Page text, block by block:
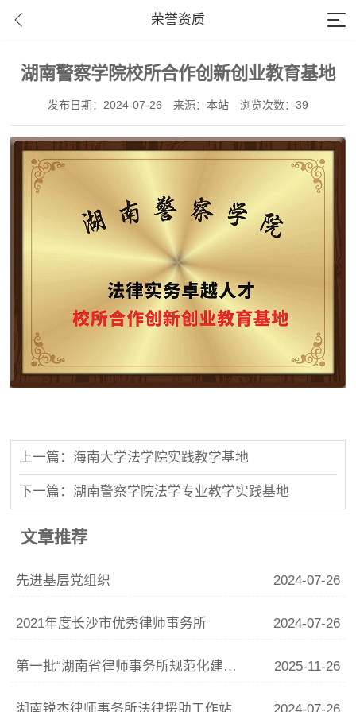
荣誉资质
湖南警察学院校所合作创新创业教育基地
发布日期：2024-07-26 来源：本站 浏览次数：39
上一篇：海南大学法学院实践教学基地
下一篇：湖南警察学院法学专业教学实践基地
文章推荐
先进基层党组织 2024-07-26
2021年度长沙市优秀律师事务所 2024-07-26
第一批“湖南省律师事务所规范化建设示范所” 2025-11-26